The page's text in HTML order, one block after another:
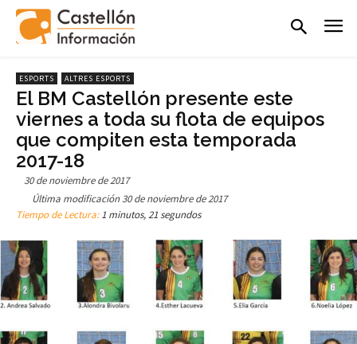
ESPORTS ALTRES ESPORTS
El BM Castellón presente este
viernes a toda su flota de equipos
que compiten esta temporada
2017-18
30 de noviembre de 2017
Última modificación 30 de noviembre de 2017
Tiempo de Lectura:1 minutos, 21 segundos